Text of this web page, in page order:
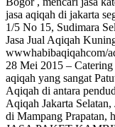
jasa aqiqah di jakarta
1/5 No 15, Sudimara
Jasa Jual Aqiqah
wwwhabibaqiqahcom/
28 Mei 2015 –
aqiqah yang sangat
Aqiqah di antara
Aqiqah Jakarta
di Mampang Prapatan,